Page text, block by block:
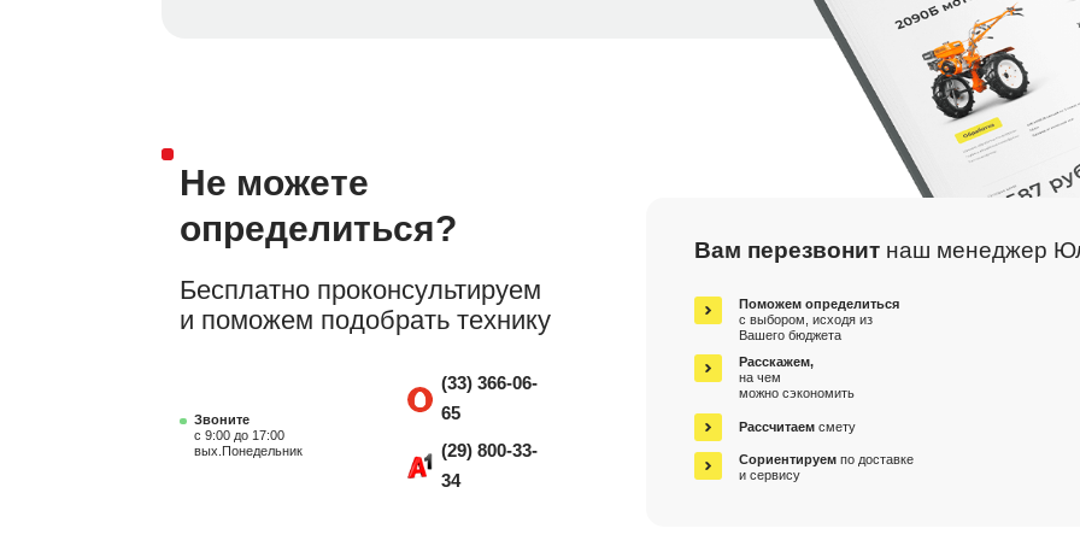
Не можете
определиться?
Бесплатно проконсультируем
и поможем подобрать технику
Звоните
с 9:00 до 17:00
вых.Понедельник
(33) 366-06-
65
(29) 800-33-
34
Вам перезвонит наш менеджер
Поможем определиться
с выбором, исходя из
Вашего бюджета
Расскажем,
на чем
можно сэкономить
Рассчитаем смету
Сориентируем по доставке
и сервису